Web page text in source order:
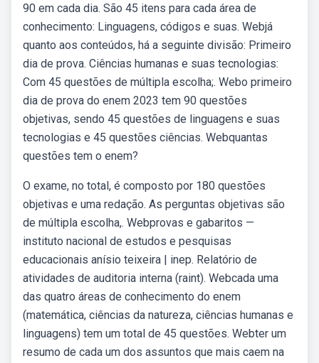
90 em cada dia. São 45 itens para cada área de
conhecimento: Linguagens, códigos e suas. Webjá
quanto aos conteúdos, há a seguinte divisão: Primeiro
dia de prova. Ciências humanas e suas tecnologias:
Com 45 questões de múltipla escolha;. Webo primeiro
dia de prova do enem 2023 tem 90 questões
objetivas, sendo 45 questões de linguagens e suas
tecnologias e 45 questões ciências. Webquantas
questões tem o enem?
O exame, no total, é composto por 180 questões
objetivas e uma redação. As perguntas objetivas são
de múltipla escolha,. Webprovas e gabaritos —
instituto nacional de estudos e pesquisas
educacionais anísio teixeira | inep. Relatório de
atividades de auditoria interna (raint). Webcada uma
das quatro áreas de conhecimento do enem
(matemática, ciências da natureza, ciências humanas e
linguagens) tem um total de 45 questões. Webter um
resumo de cada um dos assuntos que mais caem na